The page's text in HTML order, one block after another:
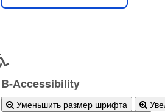
B-Accessibility
Уменьшить размер шрифта